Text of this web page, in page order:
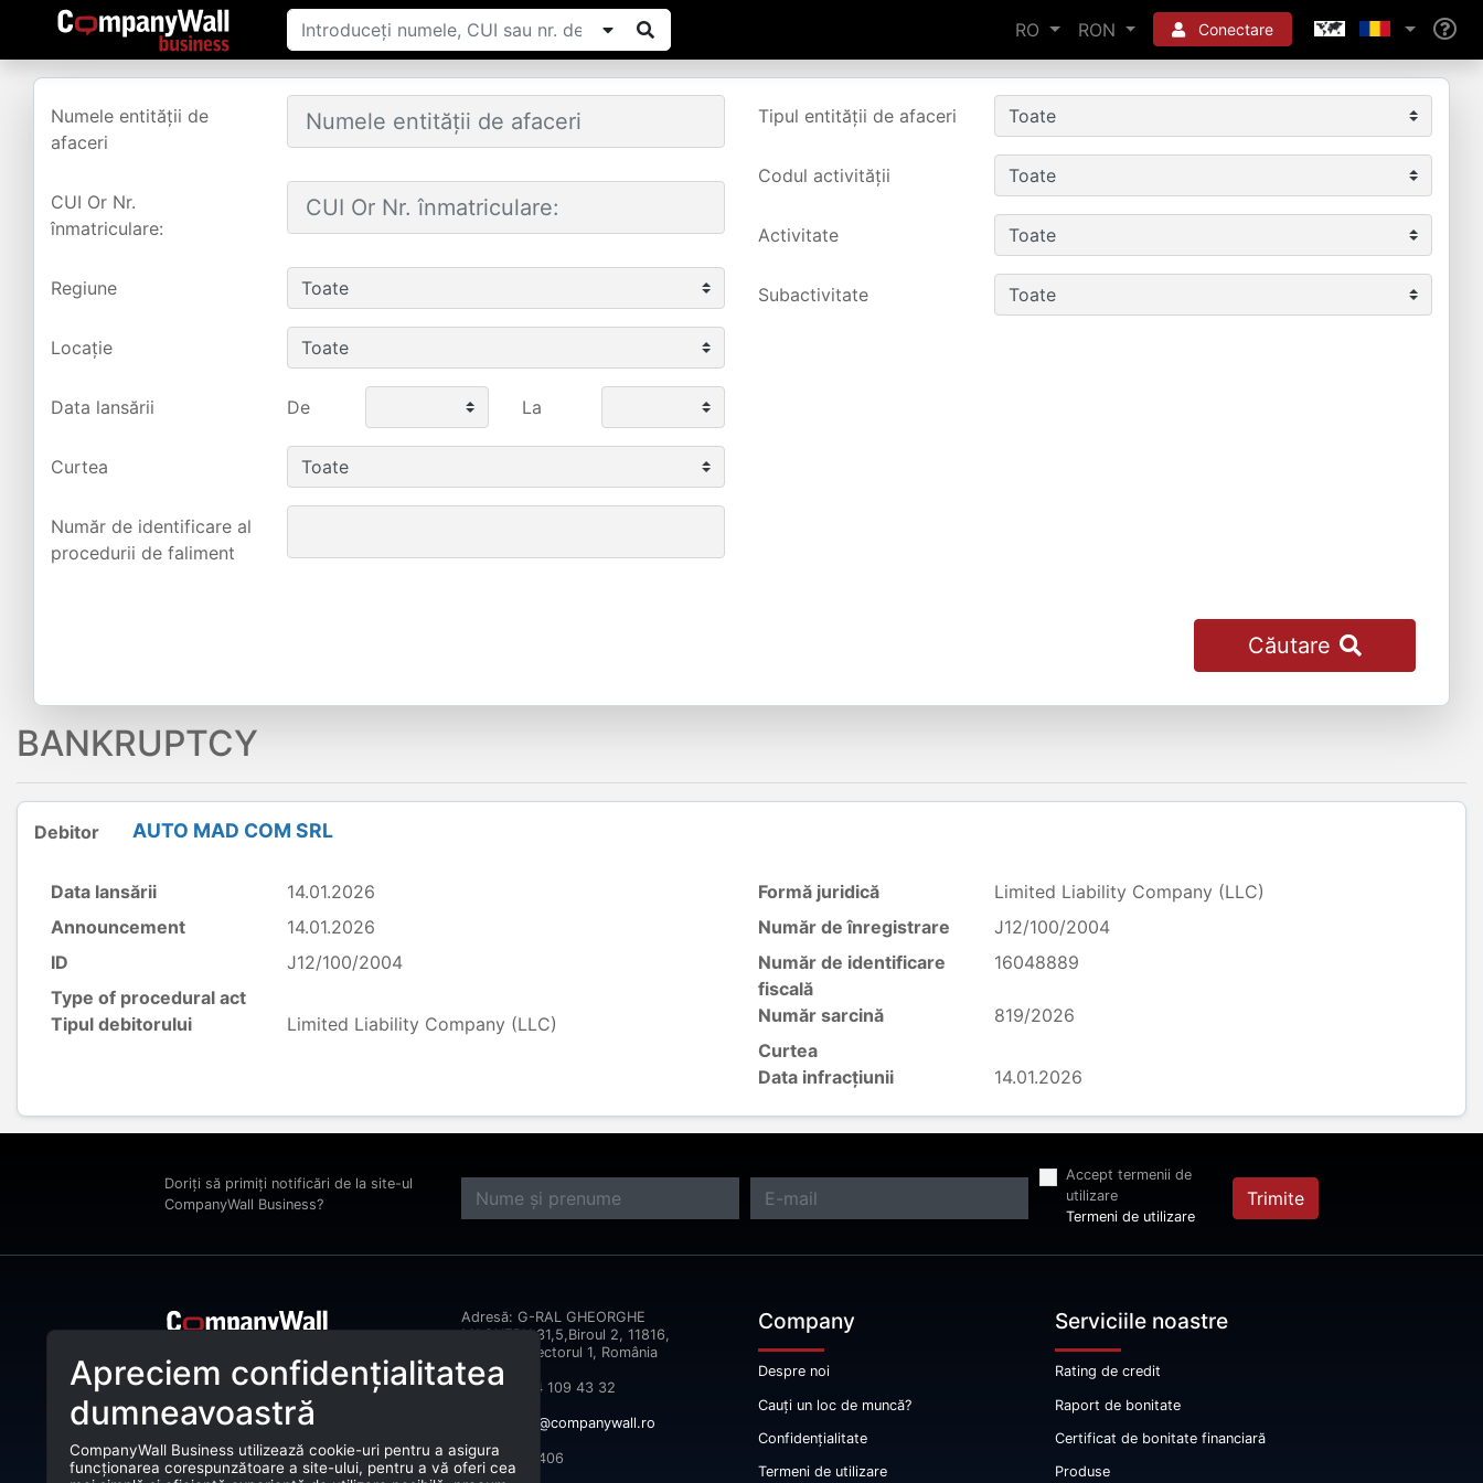
RO RON Conectare
Numele entității de
afaceri
CUI Or Nr.
înmatriculare:
Regiune
Locație
Tipul entității de afaceri
Codul activității
Activitate
Subactivitate
Data lansării De La
Curtea
Număr de identificare al
procedurii de faliment
Căutare
BANKRUPTCY
Debitor AUTO MAD COM SRL
Data lansării
14.01.2026
Announcement
14.01.2026
ID
J12/100/2004
Type of procedural act
Tipul debitorului
Limited Liability Company (LLC)
Formă juridică
Limited Liability Company (LLC)
Număr de înregistrare
J12/100/2004
Număr de identificare
fiscală
16048889
Număr sarcină
819/2026
Curtea
Data infracțiunii
14.01.2026
Doriți să primiți notificări de la site-ul
CompanyWall Business?
Accept termenii de
utilizare
Termeni de utilizare
Trimite
CompanyWall Business ajută entitățile
de afaceri încă din anul 2025 să își
îmbunătățească activitatea prin
identificarea și conectarea cu clienții
potriviți.
Adresă: G-RAL GHEORGHE
MAGHERU,31,5,Biroul 2, 11816,
Bucureşti Sectorul 1, România
Telefon: 074 109 43 32
info@companywall.ro
CUI: 52665406
Company
Despre noi
Cauți un loc de muncă?
Confidențialitate
Termeni de utilizare
Serviciile noastre
Rating de credit
Raport de bonitate
Certificat de bonitate financiară
Produse
Apreciem confidențialitatea
dumneavoastră
CompanyWall Business utilizează cookie-uri pentru a asigura
funcționarea corespunzătoare a site-ului, pentru a vă oferi cea